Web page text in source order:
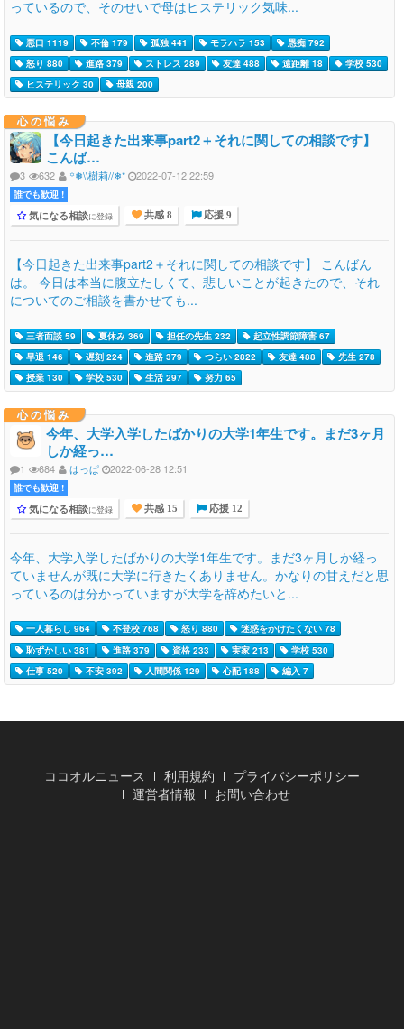
っているので、そのせいで母はヒステリック気味...
悪口 1119 不倫 179 孤独 441 モラハラ 153
愚痴 792
怒り 880
進路 379 ストレス 289 友達 488 遠距離 18
学校 530
ヒステリック 30
母親 200
心の悩み
【今日起きた出来事part2＋それに関しての相談です】
こんば…
3 632 ꙳❅\\樹莉//❄︎* 2022-07-12 22:59
誰でも歓迎 !
気になる相談に登録 共感 8 応援 9
【今日起きた出来事part2＋それに関しての相談です】 こんばん
は。 今日は本当に腹立たしくて、悲しいことが起きたので、それ
についてのご相談を書かせても...
三者面談 59 夏休み 369 担任の先生 232
起立性調節障害 67
早退 146
遅刻 224 進路 379 つらい 2822 友達 488
先生 278
授業 130
学校 530 生活 297 努力 65
心の悩み
今年、大学入学したばかりの大学1年生です。まだ3ヶ月
しか経っ…
1 684 はっぱ 2022-06-28 12:51
誰でも歓迎 !
気になる相談に登録 共感 15 応援 12
今年、大学入学したばかりの大学1年生です。まだ3ヶ月しか経っ
ていませんが既に大学に行きたくありません。かなりの甘えだと思
っているのは分かっていますが大学を辞めたいと...
一人暮らし 964 不登校 768 怒り 880
迷惑をかけたくない 78
恥ずかしい 381
進路 379 資格 233 実家 213
学校 530
仕事 520
不安 392 人間関係 129 心配 188 編入 7
ココオルニュース 利用規約
プライバシーポリシー
運営者情報
お問い合わせ